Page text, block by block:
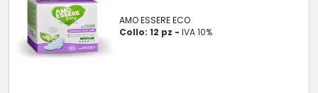
AMO ESSERE ECO
Collo: 12 pz -IVA 10%